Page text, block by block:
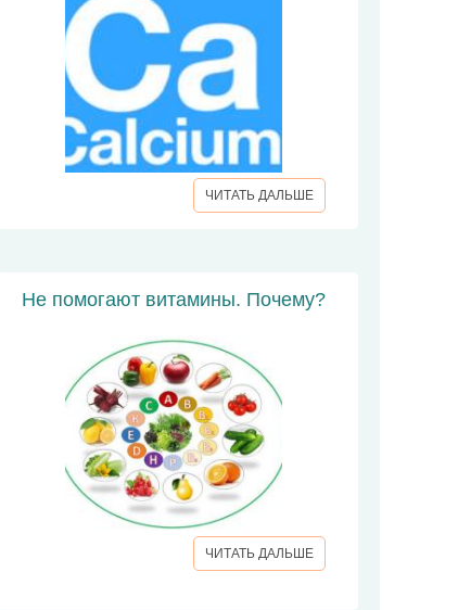
ЧИТАТЬ ДАЛЬШЕ
Не помогают витамины. Почему?
ЧИТАТЬ ДАЛЬШЕ